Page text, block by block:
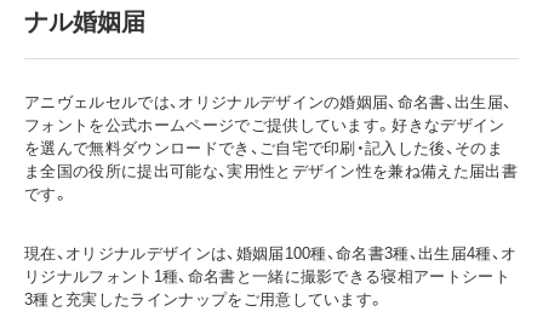
ナル婚姻届
アニヴェルセルでは、オリジナルデザインの婚姻届、命名書、出生届、
フォントを公式ホームページでご提供しています。好きなデザイン
を選んで無料ダウンロードでき、ご自宅で印刷・記入した後、そのま
ま全国の役所に提出可能な、実用性とデザイン性を兼ね備えた届出書
です。
現在、オリジナルデザインは、婚姻届100種、命名書3種、出生届4種、オ
リジナルフォント1種、命名書と一緒に撮影できる寝相アートシート
3種と充実したラインナップをご用意しています。